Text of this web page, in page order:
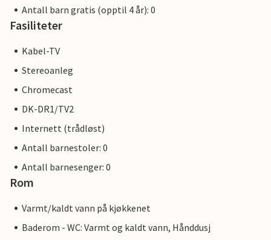
Antall barn gratis (opptil 4 år): 0
Fasiliteter
Kabel-TV
Stereoanleg
Chromecast
DK-DR1/TV2
Internett (trådløst)
Antall barnestoler: 0
Antall barnesenger: 0
Rom
Varmt/kaldt vann på kjøkkenet
Baderom - WC: Varmt og kaldt vann, Hånddusj